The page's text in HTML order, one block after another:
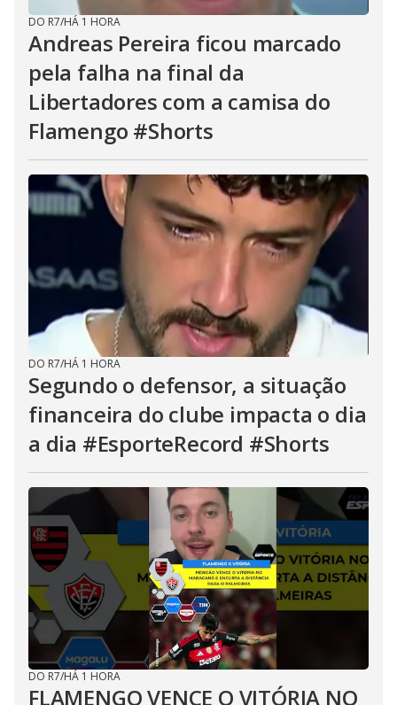
DO R7/HÁ 1 HORA
Andreas Pereira ficou marcado
pela falha na final da
Libertadores com a camisa do
Flamengo #Shorts
DO R7/HÁ 1 HORA
Segundo o defensor, a situação
financeira do clube impacta o dia
a dia #EsporteRecord #Shorts
DO R7/HÁ 1 HORA
FLAMENGO VENCE O VITÓRIA NO